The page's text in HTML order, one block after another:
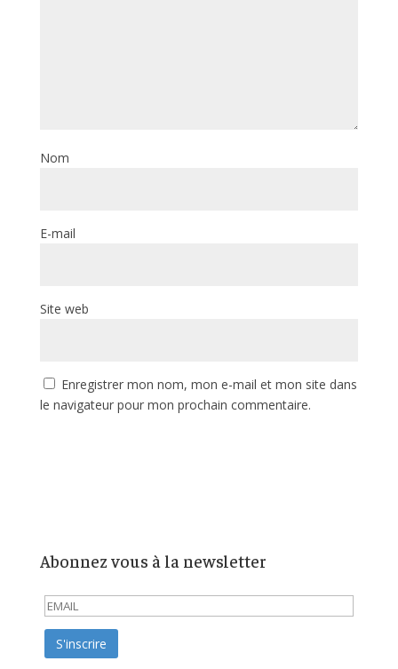
Nom
E-mail
Site web
Enregistrer mon nom, mon e-mail et mon site dans
le navigateur pour mon prochain commentaire.
Abonnez vous à la newsletter